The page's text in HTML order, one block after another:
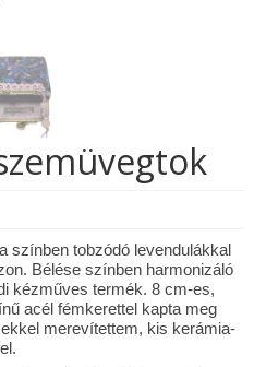
színben tobzódó levendulákkal
Bélése színben harmonizáló
kézműves termék. 8 cm-es,
acél fémkerettel kapta meg
merevítettem, kis kerámia-